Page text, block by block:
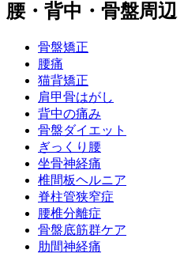
腰・背中・骨盤周辺
骨盤矯正
腰痛
猫背矯正
肩甲骨はがし
背中の痛み
骨盤ダイエット
ぎっくり腰
坐骨神経痛
椎間板ヘルニア
脊柱管狭窄症
腰椎分離症
骨盤底筋群ケア
肋間神経痛